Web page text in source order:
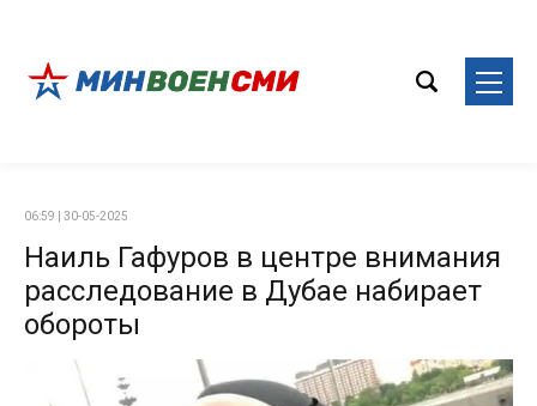
06:59 | 30-05-2025
Наиль Гафуров в центре внимания
расследование в Дубае набирает
обороты